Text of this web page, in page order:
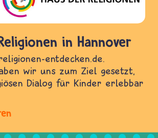
in Hannover
entdecken.de.
wir uns zum Ziel gesetzt,
Dialog für Kinder erlebbar